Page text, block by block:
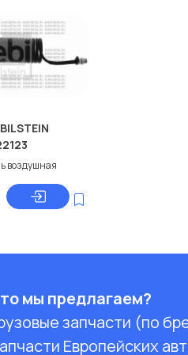
воздушная
мы предлагаем?
запчасти (по
Европейских